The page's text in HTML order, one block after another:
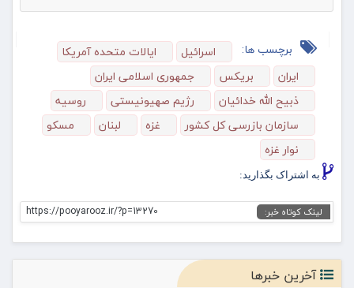
برچسب ها: اسرائیل
ایالات متحده آمریکا
ایران
بریکس
جمهوری اسلامی ایران
ذبیح الله خدائیان
رژیم صهیونیستی
روسیه
سازمان بازرسی كل كشور
غزه لبنان
مسکو
نوار غزه
به اشتراک بگذارید:
لینک کوتاه خبر: https://pooyarooz.ir/?p=13270
آخرین خبرها